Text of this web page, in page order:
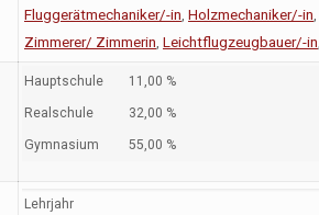
Fluggerätmechaniker/-in Holzmechaniker/-in
Zimmerer/ Zimmerin Leichtflugzeugbauer/-in
Hauptschule 11,00 %
Realschule 32,00 %
Gymnasium 55,00 %
Lehrjahr